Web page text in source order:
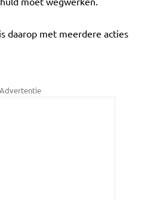
daarop met meerdere acties
Advertentie